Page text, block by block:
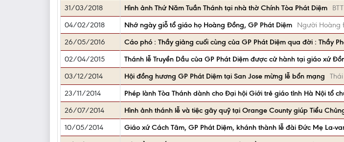
31/03/2018
Hình ảnh Thứ Năm Tuần Thánh tại nhà thờ Chính Tòa Phát Diệm
04/02/2018
Nhớ ngày giỗ tổ giáo họ Hoàng Đồng, GP Phát Diệm
Người Hoàng
26/05/2016
Cáo phó : Thầy giảng cuối cùng của GP Phát Diệm qua đời : Thầy
02/04/2015
Thánh lễ Truyền Dầu của GP Phát Diệm được cử hành tại giáo xứ
03/12/2014
Hội đồng hương GP Phát Diệm tại San Jose mừng lễ bổn mạng
23/11/2014
Phép lành Tòa Thánh dành cho Đại hội Giới trẻ giáo tỉnh Hà Nội tổ
26/07/2014
Hình ảnh thánh lễ và tiệc gây quỹ tại Orange County giúp Tiểu
10/05/2014
Giáo xứ Cách Tâm, GP Phát Diệm, khánh thành lễ đài Đức Mẹ La-